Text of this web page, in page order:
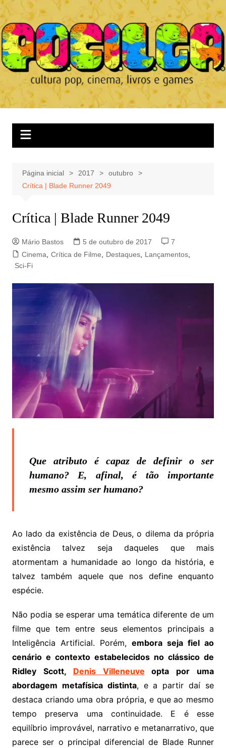
Ir
para
o
conteúdo
Página inicial 2017
outubro
Crítica | Blade Runner 2049
Crítica | Blade Runner 2049
Mário Bastos 5 de outubro de 2017
7
Cinema, Crítica de Filme, Destaques, Lançamentos,
Sci-Fi
Que atributo é capaz de definir o ser
humano? E, afinal, é tão importante
mesmo assim ser humano?
Ao lado da existência de Deus, o dilema da própria
existência talvez seja daqueles que mais
atormentam a humanidade ao longo da história, e
talvez também aquele que nos define enquanto
espécie.
Não podia se esperar uma temática diferente de um
filme que tem entre seus elementos principais a
Inteligência Artificial. Porém, embora seja fiel ao
cenário e contexto estabelecidos no clássico de
Ridley Scott, Denis Villeneuve opta por uma
abordagem metafísica distinta, e a partir daí se
destaca criando uma obra própria, e que ao mesmo
tempo preserva uma continuidade. E é esse
equilíbrio improvável, narrativo e metanarrativo, que
parece ser o principal diferencial de Blade Runner